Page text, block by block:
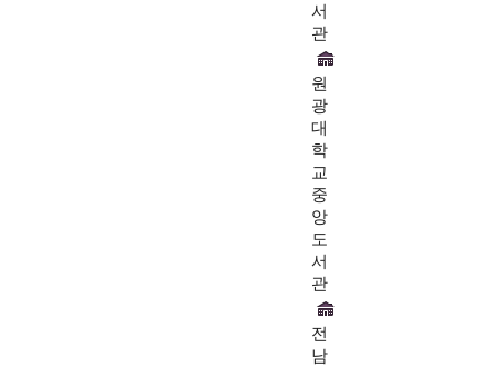
서
관
원
광
대
학
교
중
앙
도
서
관
전
남